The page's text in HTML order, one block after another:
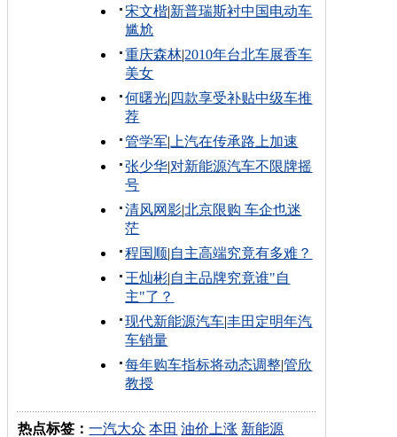
宋文楷|新普瑞斯衬中国电动车
尴尬
重庆森林|2010年台北车展香车
美女
何曙光| 四款享受补贴中级车推
荐
管学军| 上汽在传承路上加速
张少华|对新能源汽车不限牌摇
号
清风网影|北京限购 车企也迷
茫
程国顺|自主高端究竟有多难？
王灿彬|自主品牌究竟谁"自
主"了？
现代新能源汽车|丰田定明年汽
车销量
每年购车指标将动态调整|管欣
教授
热点标签：一汽大众 本田 油价上涨 新能源